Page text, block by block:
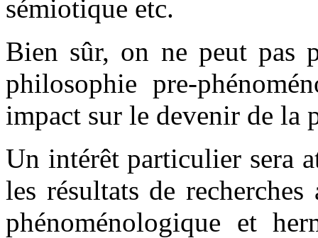
sémiotique etc.
Bien sûr, on ne peut pas
philosophie pre-
impact sur le devenir de la
Un intérêt particulier sera
les résultats de
phénoménologique et